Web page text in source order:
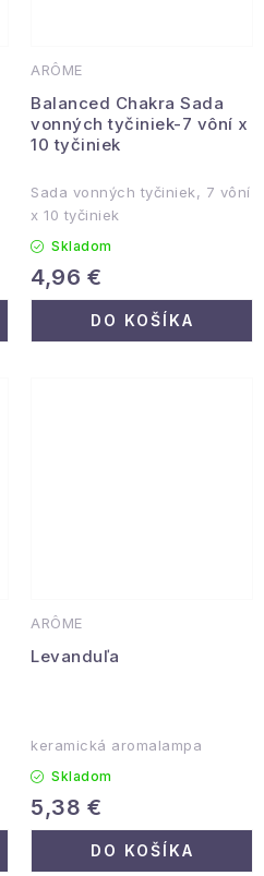
ARÔME
Balanced Chakra Sada
vonných tyčiniek-7 vôní x
10 tyčiniek
Sada vonných tyčiniek, 7 vôní
x 10 tyčiniek
Skladom
4,96 €
DO KOŠÍKA
ARÔME
Levanduľa
keramická aromalampa
Skladom
5,38 €
DO KOŠÍKA